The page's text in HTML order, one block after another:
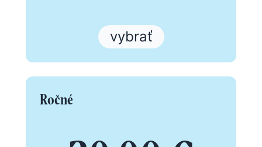
vybrať
Ročné